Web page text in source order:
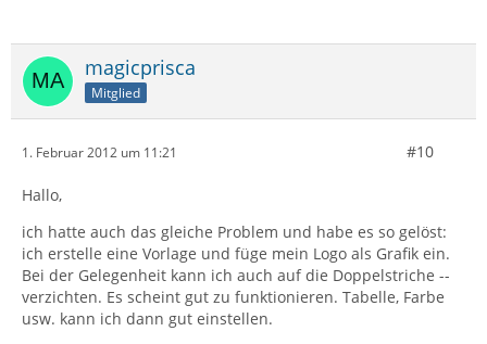
magicprisca
Mitglied
1. Februar 2012 um 11:21 #10
Hallo,
ich hatte auch das gleiche Problem und habe es so gelöst:
ich erstelle eine Vorlage und füge mein Logo als Grafik ein.
Bei der Gelegenheit kann ich auch auf die Doppelstriche --
verzichten. Es scheint gut zu funktionieren. Tabelle, Farbe
usw. kann ich dann gut einstellen.